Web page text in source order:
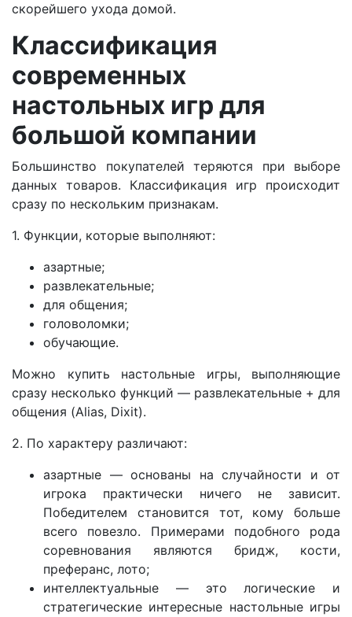
скорейшего ухода домой.
Классификация
современных
настольных игр для
большой компании
Большинство покупателей теряются при выборе
данных товаров. Классификация игр происходит
сразу по нескольким признакам.
1. Функции, которые выполняют:
азартные;
развлекательные;
для общения;
головоломки;
обучающие.
Можно купить настольные игры, выполняющие
сразу несколько функций — развлекательные + для
общения (Alias, Dixit).
2. По характеру различают:
азартные — основаны на случайности и от
игрока практически ничего не зависит.
Победителем становится тот, кому больше
всего повезло. Примерами подобного рода
соревнования являются бридж, кости,
преферанс, лото;
интеллектуальные — это логические и
стратегические интересные настольные игры